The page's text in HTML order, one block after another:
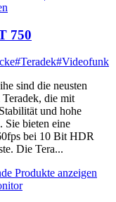
750
#Teradek#Videofunk
sind die neusten
die mit
und hohe
Sie bieten eine
bei 10 Bit HDR
Die Tera...
Produkte anzeigen